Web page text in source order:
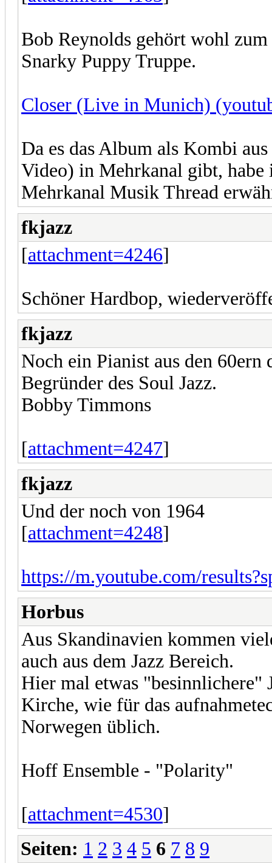
Bob Reynolds gehört wohl
Snarky Puppy Truppe.
Closer (Live in Munich)
Da es das Album als Kombi
Video) in Mehrkanal gibt, habe
Mehrkanal Musik Thread
fkjazz
[attachment=4246]
Schöner Hardbop,
fkjazz
Noch ein Pianist aus den
Begründer des Soul Jazz.
Bobby Timmons
[attachment=4247]
fkjazz
Und der noch von 1964
[attachment=4248]
https://m.youtube.com/
Horbus
Aus Skandinavien kommen
auch aus dem Jazz Bereich.
Hier mal etwas "besinnlichere"
Kirche, wie für das
Norwegen üblich.
Hoff Ensemble - "Polarity"
[attachment=4530]
Seiten: 1 2 3 4 5 6 7 8 9